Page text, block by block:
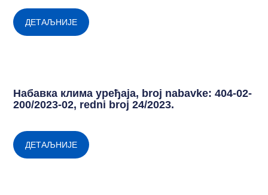
ДЕТАЉНИЈЕ
Набавка клима уређаја, broj nabavke: 404-02-
200/2023-02, redni broj 24/2023.
ДЕТАЉНИЈЕ